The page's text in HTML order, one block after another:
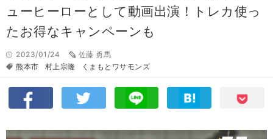
ューヒーローとして動画出演！トレカ使っ
たお得なキャンペーンも
2023/01/24
佐藤 勇馬
熊本市
村上宗隆 くまもとワサモンズ